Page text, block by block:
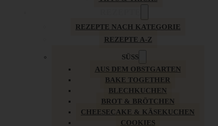
REZEPTE NACH KATEGORIE
REZEPTE A-Z
SÜSS
AUS DEM OBSTGARTEN
BAKE TOGETHER
BLECHKUCHEN
BROT & BRÖTCHEN
CHEESECAKE & KÄSEKUCHEN
COOKIES